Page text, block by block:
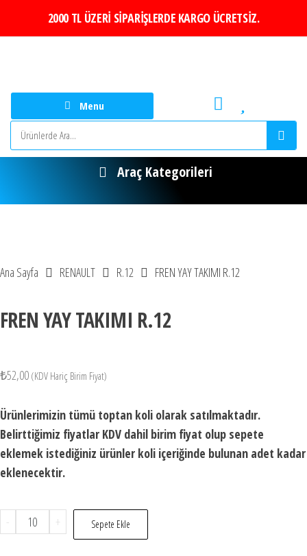
2000 TL ÜZERİ SİPARİŞLERDE KARGO ÜCRETSİZ.
Menu
Araç Kategorileri
Ana Sayfa RENAULT R.12 FREN YAY TAKIMI R.12
FREN YAY TAKIMI R.12
₺52,00 (KDV Hariç Birim Fiyat)
Ürünlerimizin tümü toptan koli olarak satılmaktadır.
Belirttiğimiz fiyatlar KDV dahil birim fiyat olup sepete
eklemek istediğiniz ürünler koli içeriğinde bulunan adet kadar
eklenecektir.
- + Sepete Ekle